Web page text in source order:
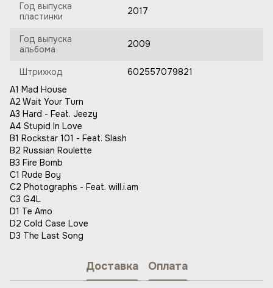
Год выпуска
пластинки
2017
Год выпуска
альбома
2009
Штрихкод
602557079821
A1 Mad House
A2 Wait Your Turn
A3 Hard - Feat. Jeezy
A4 Stupid In Love
B1 Rockstar 101 - Feat. Slash
B2 Russian Roulette
B3 Fire Bomb
C1 Rude Boy
C2 Photographs - Feat. will.i.am
C3 G4L
D1 Te Amo
D2 Cold Case Love
D3 The Last Song
Доставка Оплата